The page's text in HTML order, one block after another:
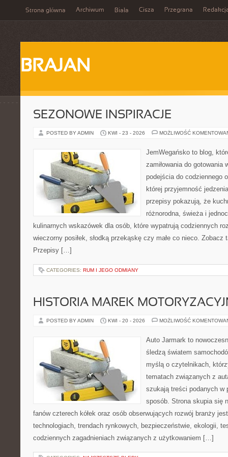
Strona główna Archiwum Biała Cisza Przegrana
BRAJAN
SEZONOWE INSPIRACJE
POSTED BY ADMIN KWI - 23 - 2026 MOŻLIWOŚĆ
JemWegańsko to blog,
zamiłowania do gotowania
podejścia do codziennego
której przyjemność
przepisy pokazują, że
różnorodna, świeża i
kulinarnych wskazówek dla osób, które wypatrują codziennych
wieczorny posiłek, słodką przekąskę czy małe co nieco.
Przepisy […]
CATEGORIES: RUM I JEGO ODMIANY
HISTORIA MAREK
POSTED BY ADMIN KWI - 20 - 2026 MOŻLIWOŚĆ
Auto Jarmark to
śledzą światem
myślą o czytelnikach,
tematach związanych z
szukają treści podanych w
sposób. Strona skupia się
fanów czterech kółek oraz osób obserwujących rozwój branży
technologiach, trendach rynkowych, bezpieczeństwie, ekologii,
codziennych zagadnieniach związanych z użytkowaniem […]